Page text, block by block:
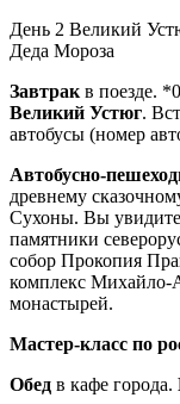
День 2 Великий
Деда Мороза
Завтрак в поезде.
Великий Устюг.
автобусы (номер
Автобусно-
древнему
Сухоны. Вы увидите
памятники
собор Прокопия
комплекс Михайло-
монастырей.
Мастер-класс по
Обед в кафе города.